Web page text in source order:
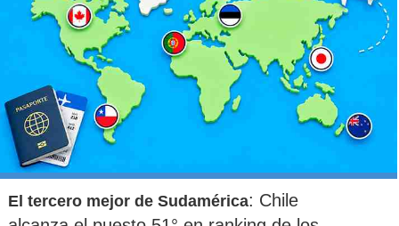
El tercero mejor de Sudamérica: Chile